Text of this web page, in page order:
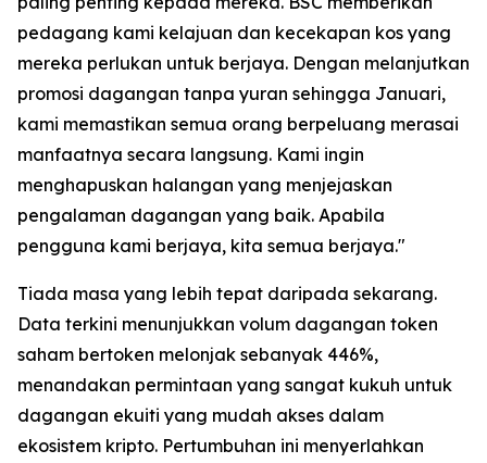
pedagang kami kelajuan dan kecekapan kos yang
mereka perlukan untuk berjaya. Dengan melanjutkan
promosi dagangan tanpa yuran sehingga Januari,
kami memastikan semua orang berpeluang merasai
manfaatnya secara langsung. Kami ingin
menghapuskan halangan yang menjejaskan
pengalaman dagangan yang baik. Apabila
pengguna kami berjaya, kita semua berjaya."
Tiada masa yang lebih tepat daripada sekarang.
Data terkini menunjukkan volum dagangan token
saham bertoken melonjak sebanyak 446%,
menandakan permintaan yang sangat kukuh untuk
dagangan ekuiti yang mudah akses dalam
ekosistem kripto. Pertumbuhan ini menyerlahkan